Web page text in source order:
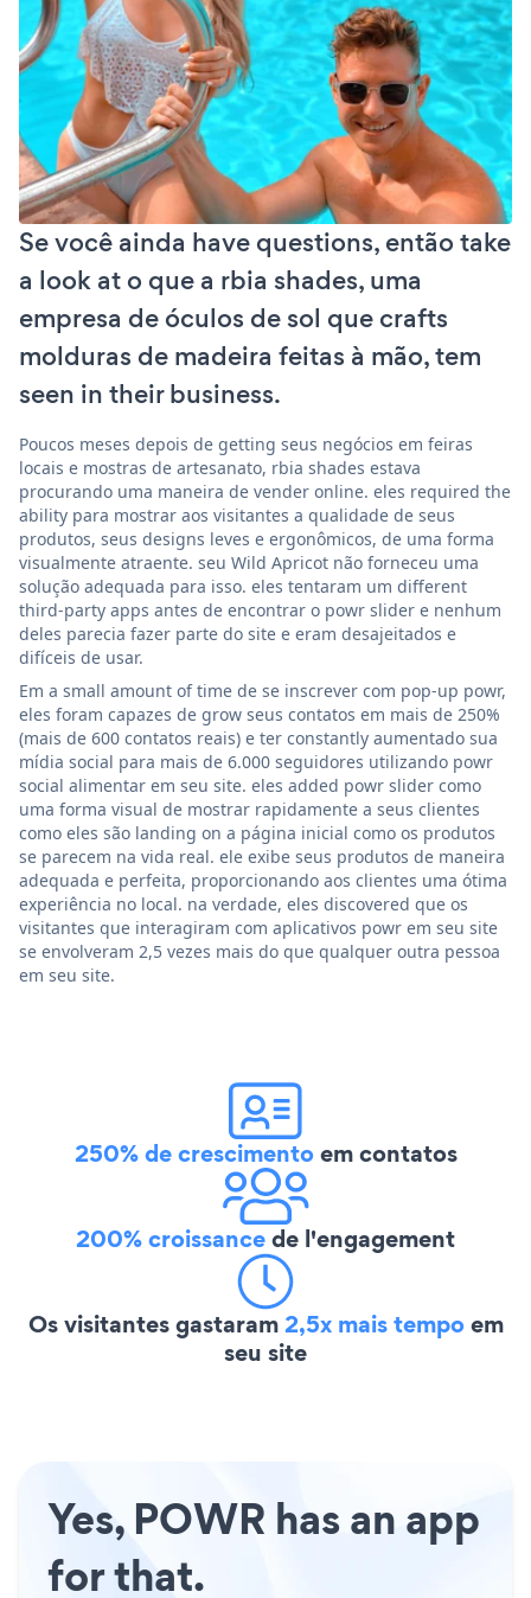
Se você ainda have questions, então take
a look at o que a rbia shades, uma
empresa de óculos de sol que crafts
molduras de madeira feitas à mão, tem
seen in their business.
Poucos meses depois de getting seus negócios em feiras
locais e mostras de artesanato, rbia shades estava
procurando uma maneira de vender online. eles required the
ability para mostrar aos visitantes a qualidade de seus
produtos, seus designs leves e ergonômicos, de uma forma
visualmente atraente. seu Wild Apricot não forneceu uma
solução adequada para isso. eles tentaram um different
third-party apps antes de encontrar o powr slider e nenhum
deles parecia fazer parte do site e eram desajeitados e
difíceis de usar.
Em a small amount of time de se inscrever com pop-up powr,
eles foram capazes de grow seus contatos em mais de 250%
(mais de 600 contatos reais) e ter constantly aumentado sua
mídia social para mais de 6.000 seguidores utilizando powr
social alimentar em seu site. eles added powr slider como
uma forma visual de mostrar rapidamente a seus clientes
como eles são landing on a página inicial como os produtos
se parecem na vida real. ele exibe seus produtos de maneira
adequada e perfeita, proporcionando aos clientes uma ótima
experiência no local. na verdade, eles discovered que os
visitantes que interagiram com aplicativos powr em seu site
se envolveram 2,5 vezes mais do que qualquer outra pessoa
em seu site.
250% de crescimentoem contatos
200% croissancede l'engagement
Os visitantes gastaram2,5x mais tempoem
seu site
Yes, POWR has an app
for that.